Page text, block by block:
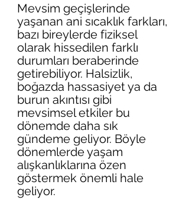
Mevsim geçişlerinde
yaşanan ani sıcaklık farkları,
bazı bireylerde fiziksel
olarak hissedilen farklı
durumları beraberinde
getirebiliyor. Halsizlik,
boğazda hassasiyet ya da
burun akıntısı gibi
mevsimsel etkiler bu
dönemde daha sık
gündeme geliyor. Böyle
dönemlerde yaşam
alışkanlıklarına özen
göstermek önemli hale
geliyor.